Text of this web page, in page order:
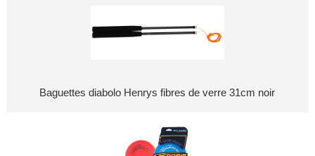
Baguettes diabolo Henrys fibres de verre 31cm noir